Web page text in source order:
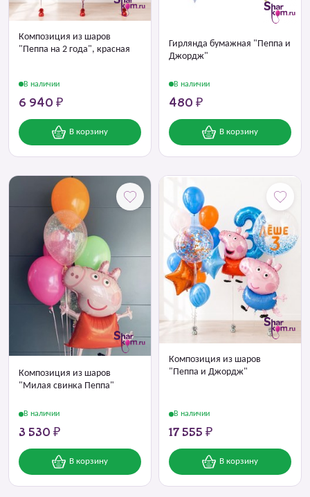
Композиция из шаров
"Пеппа на 2 года", красная
В наличии
6 940 ₽
В корзину
Гирлянда бумажная "Пеппа и
Джордж"
В наличии
480 ₽
В корзину
Композиция из шаров
"Милая свинка Пеппа"
В наличии
3 530 ₽
В корзину
Композиция из шаров
"Пеппа и Джордж"
В наличии
17 555 ₽
В корзину